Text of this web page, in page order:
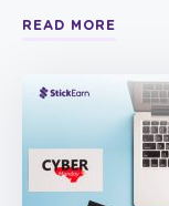
READ MORE